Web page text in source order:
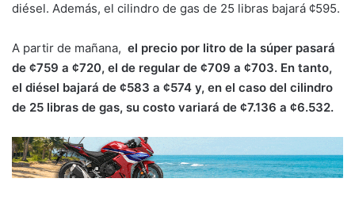
diésel. Además, el cilindro de gas de 25 libras bajará ¢595.
A partir de mañana, el precio por litro de la súper pasará
de ¢759 a ¢720, el de regular de ¢709 a ¢703. En tanto,
el diésel bajará de ¢583 a ¢574 y, en el caso del cilindro
de 25 libras de gas, su costo variará de ¢7.136 a ¢6.532.